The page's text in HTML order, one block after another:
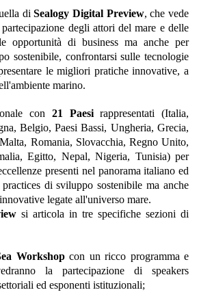
diSealogy Digital Preview, che vede
degli attori del mare e delle
opportunità di business ma anche per
sostenibile, confrontarsi sulle tecnologie
le migliori pratiche innovative, a
marino.
con 21 Paesirappresentati (Italia,
Belgio, Paesi Bassi, Ungheria, Grecia,
Romania, Slovacchia, Regno Unito,
Egitto, Nepal, Nigeria, Tunisia) per
presenti nel panorama italiano ed
di sviluppo sostenibile ma anche
legate all'universo mare.
si articola in tre specifiche sezioni di
Workshopcon un ricco programma e
la partecipazione di speakers
ed esponenti istituzionali;